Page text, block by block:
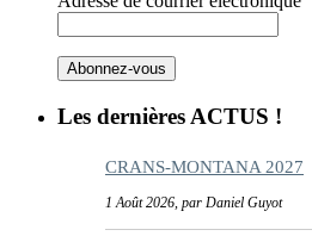
Les dernières ACTUS !
CRANS-MONTANA 2027
1 Août 2026, par Daniel Guyot